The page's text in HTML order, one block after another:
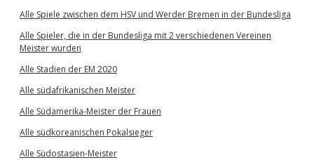
Alle Spiele zwischen dem HSV und Werder Bremen in der Bundesliga
Alle Spieler, die in der Bundesliga mit 2 verschiedenen Vereinen
Meister wurden
Alle Stadien der EM 2020
Alle südafrikanischen Meister
Alle Südamerika-Meister der Frauen
Alle südkoreanischen Pokalsieger
Alle Südostasien-Meister